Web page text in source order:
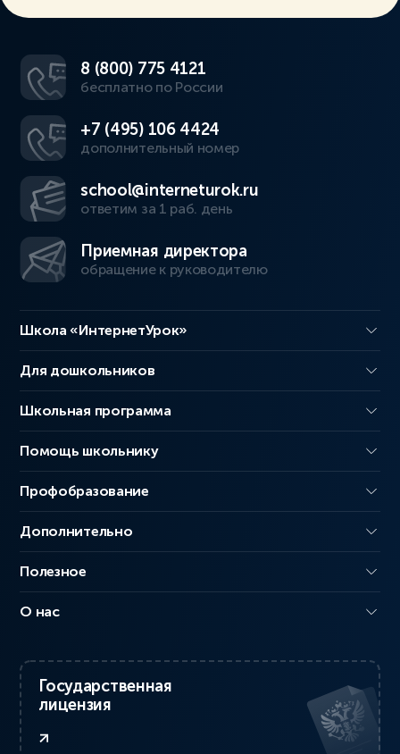
8 (800) 775 4121
бесплатно по России
+7 (495) 106 4424
дополнительный номер
school@interneturok.ru
ответим за 1 раб. день
Приемная директора
обращение к руководителю
Школа «ИнтернетУрок»
Для дошкольников
Школьная программа
Помощь школьнику
Профобразование
Дополнительно
Полезное
О нас
Государственная
лицензия